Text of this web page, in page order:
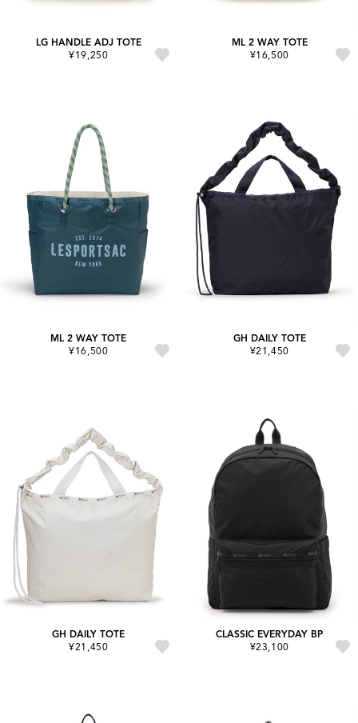
LG HANDLE ADJ TOTE
¥19,250
ML 2 WAY TOTE
¥16,500
ML 2 WAY TOTE
¥16,500
GH DAILY TOTE
¥21,450
GH DAILY TOTE
¥21,450
CLASSIC EVERYDAY BP
¥23,100